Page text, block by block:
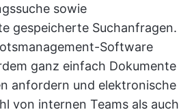
sowie
gespeicherte Suchanfragen.
Software
ganz einfach Dokumente
anfordern und elektronische
von internen Teams als auch